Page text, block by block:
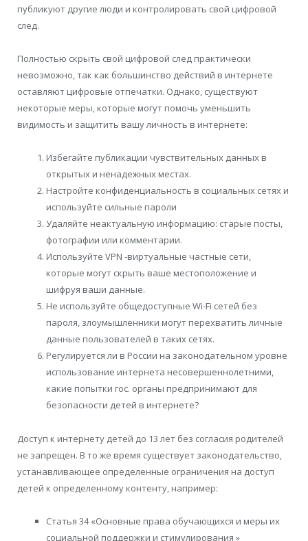
публикуют другие люди и контролировать свой цифровой
след.
Полностью скрыть свой цифровой след практически
невозможно, так как большинство действий в интернете
оставляют цифровые отпечатки. Однако, существуют
некоторые меры, которые могут помочь уменьшить
видимость и защитить вашу личность в интернете:
Избегайте публикации чувствительных данных в
открытых и ненадежных местах.
Настройте конфиденциальность в социальных сетях и
используйте сильные пароли
Удаляйте неактуальную информацию: старые посты,
фотографии или комментарии.
Используйте VPN -виртуальные частные сети,
которые могут скрыть ваше местоположение и
шифруя ваши данные.
Не используйте общедоступные Wi-Fi сетей без
пароля, злоумышленники могут перехватить личные
данные пользователей в таких сетях.
Регулируется ли в России на законодательном уровне
использование интернета несовершеннолетними,
какие попытки гос. органы предпринимают для
безопасности детей в интернете?
Доступ к интернету детей до 13 лет без согласия родителей
не запрещен. В то же время существует законодательство,
устанавливающее определенные ограничения на доступ
детей к определенному контенту, например:
Статья 34 «Основные права обучающихся и меры их
социальной поддержки и стимулирования »